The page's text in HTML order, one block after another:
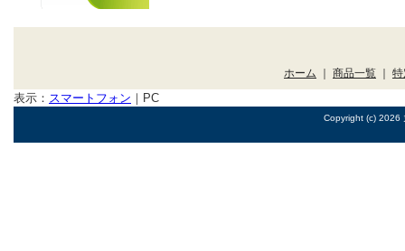
ホーム ｜ 商品一覧 ｜ 特
表示： スマートフォン ｜ PC
Copyright (c) 2026